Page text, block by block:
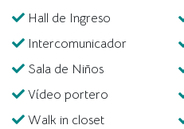
tranquilas hacia el parque
comodidad de tu hogar.
Amenidades y Servicios:
Vistas Panorámicas:
vistas privilegiadas al
Hall de Ingreso
Intercomunicador
Sala de Niños
Vídeo portero
Walk in closet